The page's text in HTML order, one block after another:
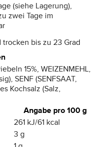
(siehe Lagerung),
zwei Tage im
bis zu 23 Grad
15%, WEIZENMEHL,
SENF (SENFSAAT,
Kochsalz (Salz,
Angabe pro 100 g
261 kJ/61 kcal
3 g